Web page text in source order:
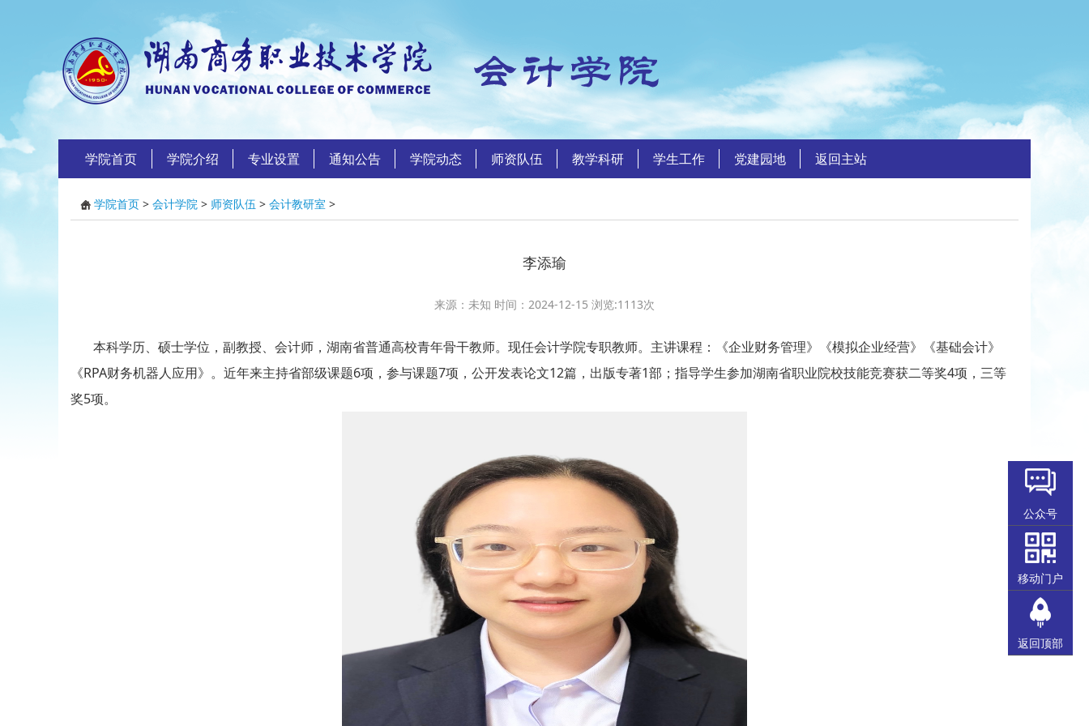
学院首页 学院介绍 专业设置 通知公告 学院动态 师资队伍 教学科研 学生工作 党建园地 返回主站
学院首页 > 会计学院 > 师资队伍 > 会计教研室 >
李添瑜
来源：未知 时间：2024-12-15 浏览:1113次
本科学历、硕士学位，副教授、会计师，湖南省普通高校青年骨干教师。现任会计学院专职教师。主讲课程：《企业财务管理》《模拟企业经营》《基础会计》
《RPA财务机器人应用》。近年来主持省部级课题6项，参与课题7项，公开发表论文12篇，出版专著1部；指导学生参加湖南省职业院校技能竞赛获二等奖4项，三等
奖5项。
公众号
移动门户
返回顶部